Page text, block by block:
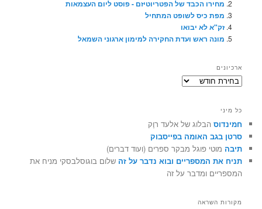
מחירו הכבד של הפטריוטיזם - פוסט ליום העצמאות
מפת כיס לשופט המתחיל
זק"א לא יבואו
מונה ראש ועדת החקירה למימון ארגוני השמאל
ארכיונים
ארכיונים
כל מיני
חמינדוס הבלוג של אלעד רוֶק
סרטן בגב האומה בפייסבוק
תיבה מוטי פוגל מבקר ספרים (ועוד דברים)
תניח את המספריים ובוא נדבר על זה שלום בוגוסלבסקי מניח את
המספריים ומדבר על זה
מקורות השראה